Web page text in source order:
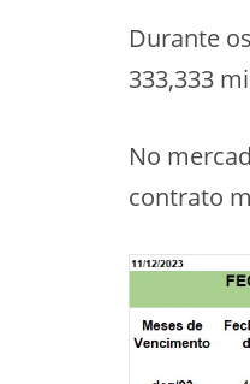
Durante
333,333
No
contrato